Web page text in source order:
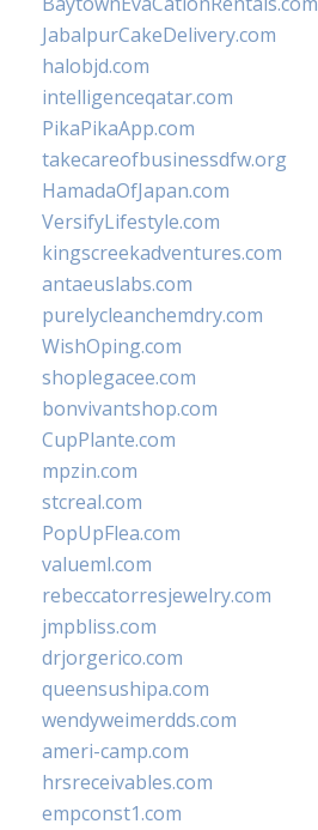
JabalpurCakeDelivery.com
halobjd.com
intelligenceqatar.com
PikaPikaApp.com
takecareofbusinessdfw.org
HamadaOfJapan.com
VersifyLifestyle.com
kingscreekadventures.com
antaeuslabs.com
purelycleanchemdry.com
WishOping.com
shoplegacee.com
bonvivantshop.com
CupPlante.com
mpzin.com
stcreal.com
PopUpFlea.com
valueml.com
rebeccatorresjewelry.com
jmpbliss.com
drjorgerico.com
queensushipa.com
wendyweimerdds.com
ameri-camp.com
hrsreceivables.com
empconst1.com